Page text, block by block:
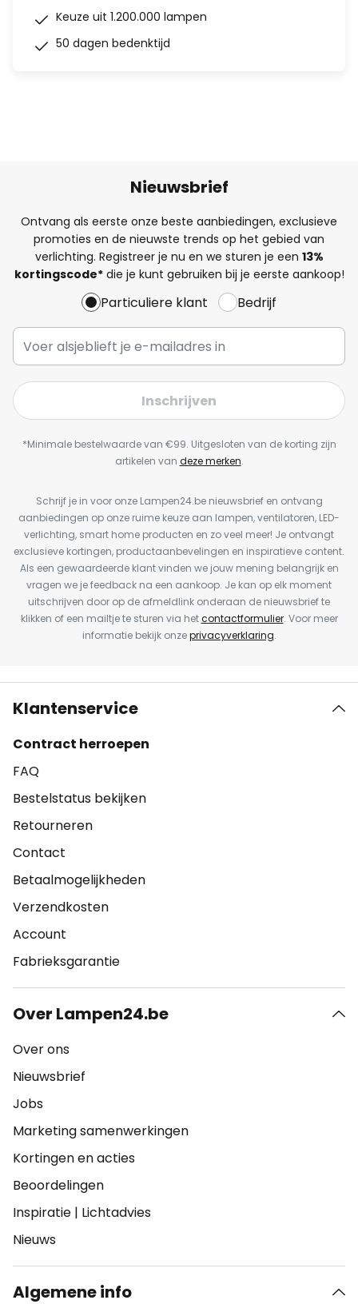
Keuze uit 1.200.000 lampen
50 dagen bedenktijd
Nieuwsbrief
Ontvang als eerste onze beste aanbiedingen, exclusieve
promoties en de nieuwste trends op het gebied van
verlichting. Registreer je nu en we sturen je een 13%
kortingscode*die je kunt gebruiken bij je eerste aankoop!
Particuliere klant Bedrijf
Inschrijven
*Minimale bestelwaarde van €99. Uitgesloten van de korting zijn
artikelen van deze merken.
Schrijf je in voor onze Lampen24.be nieuwsbrief en ontvang
aanbiedingen op onze ruime keuze aan lampen, ventilatoren, LED-
verlichting, smart home producten en zo veel meer! Je ontvangt
exclusieve kortingen, productaanbevelingen en inspiratieve content.
Als een gewaardeerde klant vinden we jouw mening belangrijk en
vragen we je feedback na een aankoop. Je kan op elk moment
uitschrijven door op de afmeldlink onderaan de nieuwsbrief te
klikken of een mailtje te sturen via hetcontactformulier. Voor meer
informatie bekijk onzeprivacyverklaring.
Klantenservice
Contract herroepen
FAQ
Bestelstatus bekijken
Retourneren
Contact
Betaalmogelijkheden
Verzendkosten
Account
Fabrieksgarantie
Over Lampen24.be
Over ons
Nieuwsbrief
Jobs
Marketing samenwerkingen
Kortingen en acties
Beoordelingen
Inspiratie | Lichtadvies
Nieuws
Algemene info